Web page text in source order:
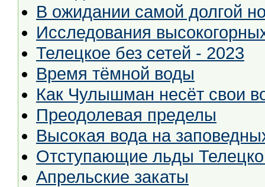
В ожидании самой долгой
Исследования
Телецкое без сетей - 2023
Время тёмной воды
Как Чулышман несёт свои
Преодолевая пределы
Высокая вода на
Отступающие льды
Апрельские закаты